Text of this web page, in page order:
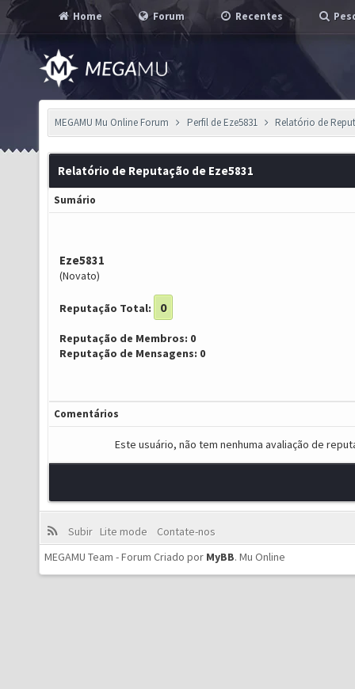
Home Forum Recentes
MEGAMU Mu Online Forum Perfil de Eze5831 Relatório de
Relatório de Reputação de Eze5831
Sumário
Eze5831
(Novato)
Reputação Total: 0
Reputação de Membros: 0
Reputação de Mensagens: 0
Comentários
Este usuário, não tem nenhuma avaliação de
Subir Lite mode
Contate-nos
MEGAMU Team - Forum Criado por MyBB. Mu Online